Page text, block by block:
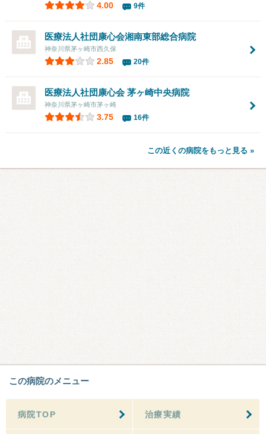
4.00 9件
医療法人社団康心会湘南東部総合病院
神奈川県茅ヶ崎市西久保
2.85 20件
医療法人社団康心会茅ヶ崎中央病院
神奈川県茅ヶ崎市茅ヶ崎
3.75 16件
この近くの病院をもっと見る »
この病院のメニュー
病院TOP 治療実績